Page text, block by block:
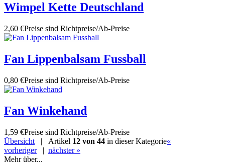
Wimpel Kette Deutschland
2,60 €Preise sind Richtpreise/Ab-Preise
Fan Lippenbalsam Fussball
0,80 €Preise sind Richtpreise/Ab-Preise
Fan Winkehand
1,59 €Preise sind Richtpreise/Ab-Preise
Übersicht | Artikel 12 von 44 in dieser Kategorie«
vorheriger| nächster »
Mehr über...